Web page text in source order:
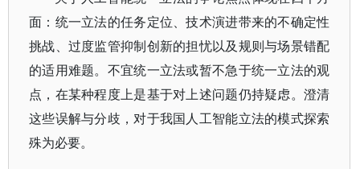
面：统一立法的任务定位、技术演进带来的不确定性
挑战、过度监管抑制创新的担忧以及规则与场景错配
的适用难题。不宜统一立法或暂不急于统一立法的观
点，在某种程度上是基于对上述问题仍持疑虑。澄清
这些误解与分歧，对于我国人工智能立法的模式探索
殊为必要。